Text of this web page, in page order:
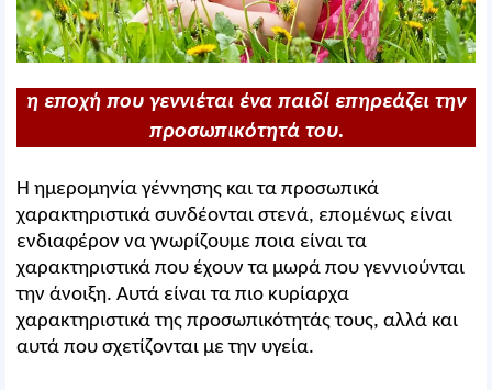
η εποχή που γεννιέται ένα παιδί επηρεάζει την
προσωπικότητά του.
Η ημερομηνία γέννησης και τα προσωπικά
χαρακτηριστικά συνδέονται στενά, επομένως είναι
ενδιαφέρον να γνωρίζουμε ποια είναι τα
χαρακτηριστικά που έχουν τα μωρά που γεννιούνται
την άνοιξη. Αυτά είναι τα πιο κυρίαρχα
χαρακτηριστικά της προσωπικότητάς τους, αλλά και
αυτά που σχετίζονται με την υγεία.